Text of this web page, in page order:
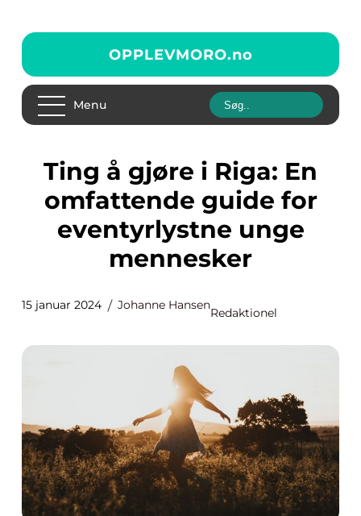
OPPLEVMORO.no
Menu
Ting å gjøre i Riga: En
omfattende guide for
eventyrlystne unge
mennesker
15 januar 2024 Johanne Hansen
Redaktionel